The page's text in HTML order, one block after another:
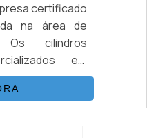
certificado
na área de
Os cilindros
em
pesando até
disponibilizam
2.000 kg/cm2